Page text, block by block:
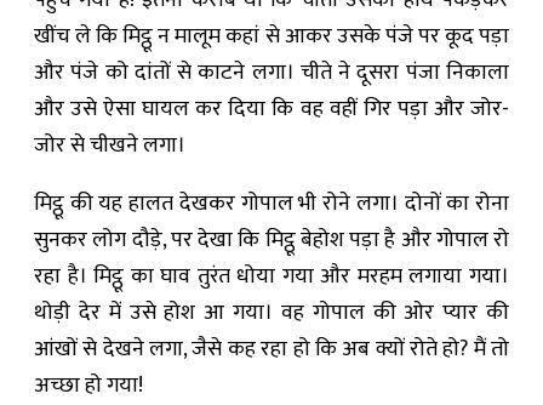
खींच ले कि मिट्ठू न मालूम कहां से आकर उसके पंजे पर कूद पड़ा
और पंजे को दांतों से काटने लगा। चीते ने दूसरा पंजा निकाला
और उसे ऐसा घायल कर दिया कि वह वहीं गिर पड़ा और जोर-
जोर से चीखने लगा।
मिट्ठू की यह हालत देखकर गोपाल भी रोने लगा। दोनों का रोना
सुनकर लोग दौड़े, पर देखा कि मिट्ठू बेहोश पड़ा है और गोपाल रो
रहा है। मिट्ठू का घाव तुरंत धोया गया और मरहम लगाया गया।
थोड़ी देर में उसे होश आ गया। वह गोपाल की ओर प्यार की
आंखों से देखने लगा, जैसे कह रहा हो कि अब क्यों रोते हो? मैं तो
अच्छा हो गया!